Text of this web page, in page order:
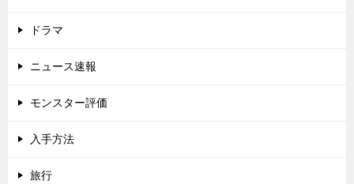
ドラマ
ニュース速報
モンスター評価
入手方法
旅行